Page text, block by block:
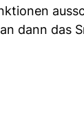
dann das